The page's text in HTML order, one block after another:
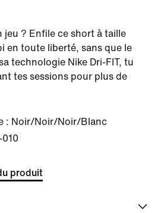
jeu ? Enfile ce short à taille
en toute liberté, sans que le
technologie Nike Dri-FIT, tu
tes sessions pour plus de
: Noir/Noir/Noir/Blanc
010
produit